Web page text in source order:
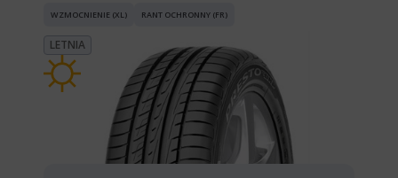
WZMOCNIENIE (XL) RANT OCHRONNY (FR)
LETNIA